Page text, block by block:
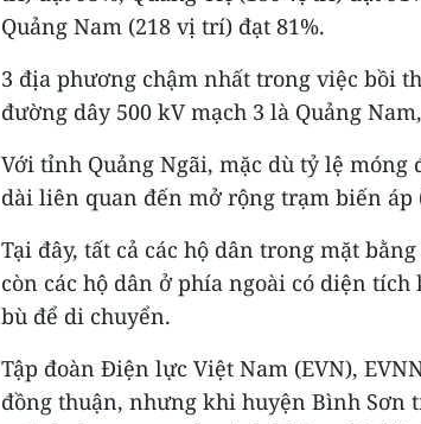
Quảng Nam (218 vị trí) đạt 81%.
3 địa phương chậm nhất trong việc bồi
đường dây 500 kV mạch 3 là Quảng
Với tỉnh Quảng Ngãi, mặc dù tỷ lệ
dài liên quan đến mở rộng trạm biến áp
Tại đây, tất cả các hộ dân trong mặt
còn các hộ dân ở phía ngoài có diện tích
bù để di chuyển.
Tập đoàn Điện lực Việt Nam (EVN),
đồng thuận, nhưng khi huyện Bình Sơn